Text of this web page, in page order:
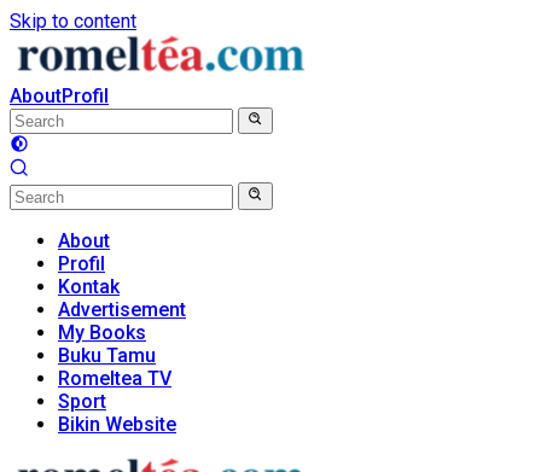
Skip to content
AboutProfil
About
Profil
Kontak
Advertisement
My Books
Buku Tamu
Romeltea TV
Sport
Bikin Website